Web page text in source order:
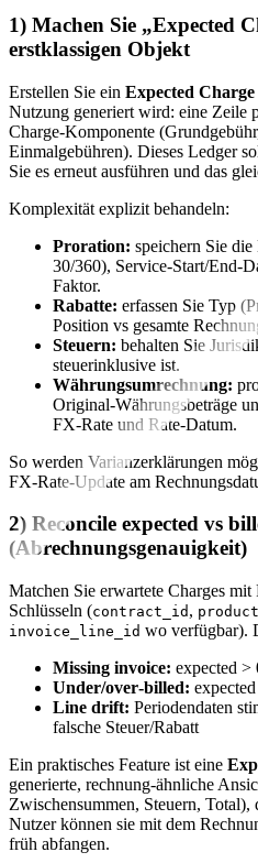
1) Machen Sie „Expected
erstklassigen Objekt
Erstellen Sie ein Expected
Nutzung generiert wird: eine Zeile
Charge‑Komponente
Einmalgebühren). Dieses Ledger
Sie es erneut ausführen und das
Komplexität explizit behandeln:
Proration: speichern Sie
30/360), Service‑Start/
Faktor.
Rabatte: erfassen Sie Typ
Position vs gesamte
Steuern: behalten Sie
steuerinklusive ist.
Währungsumrechnung:
Original‑Währungsbeträge
FX‑Rate und Rate‑Datum.
So werden Varianzerklärungen
FX‑Rate‑Update am
2) Reconcile expected vs
(Abrechnungsgenauigkeit)
Matchen Sie erwartete Charges
Schlüsseln (contract_id ,
invoice_line_id wo verfügbar).
Missing invoice: expected
Under/over‑billed:
Line drift: Periodendaten
falsche Steuer/Rabatt
Ein praktisches Feature ist eine
generierte, rechnung‑ähnliche
Zwischensummen, Steuern,
Nutzer können sie mit dem
früh abfangen.